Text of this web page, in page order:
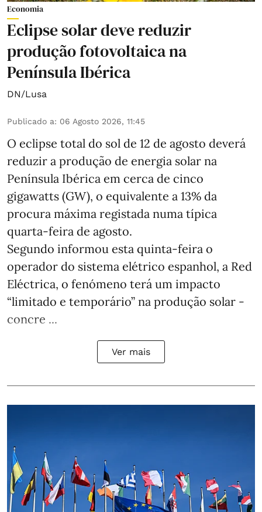
Economia
Eclipse solar deve reduzir
produção fotovoltaica na
Península Ibérica
DN/Lusa
Publicado a: 06 Agosto 2026, 11:45
O eclipse total do sol de 12 de agosto deverá
reduzir a produção de energia solar na
Península Ibérica em cerca de cinco
gigawatts (GW), o equivalente a 13% da
procura máxima registada numa típica
quarta-feira de agosto.
Segundo informou esta quinta-feira o
operador do sistema elétrico espanhol, a Red
Eléctrica, o fenómeno terá um impacto
“limitado e temporário” na produção solar -
concre ...
Ver mais